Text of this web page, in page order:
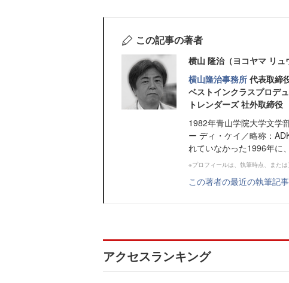
この記事の著者
横山 隆治（ヨコヤマ リュ
横山隆治事務所 代表取締
ベストインクラスプロデ
トレンダーズ 社外取締役
1982年青山学院大学文学
ー ディ・ケイ／略称：
れていなかった1996年に
※プロフィールは、執筆時点、また
この著者の最近の執筆記事
アクセスランキング